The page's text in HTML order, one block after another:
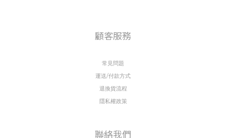
顧客服務
常見問題
運送/付款方式
退換貨流程
隱私權政策
聯絡我們